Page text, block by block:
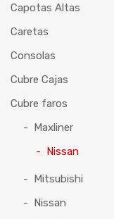
Capotas Altas
Caretas
Consolas
Cubre Cajas
Cubre faros
Maxliner
Nissan
Mitsubishi
Nissan